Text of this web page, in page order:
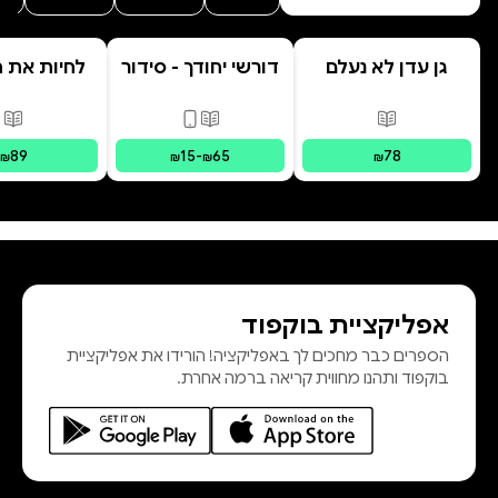
גן עדן לא נעלם
פורמטים זמינים מודפס
₪78
דורשי יחודך - סידור
פורמטים זמינים
מודפס,
₪15-₪65
לחיות את
₪89
אפליקציית בוקפוד
הספרים כבר מחכים לך באפליקציה! הורידו את אפליקציית
בוקפוד ותהנו מחווית קריאה ברמה אחרת.